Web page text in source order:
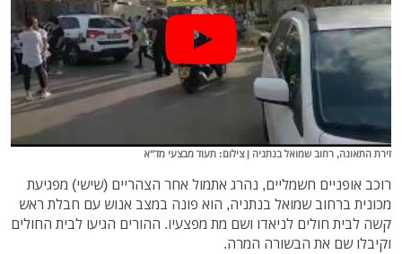
זירת התאונה, רחוב שמואל בנתניה | צילום: תעוד מבצעי מד"א
רוכב אופניים חשמליים, נהרג אתמול אחר הצהריים (שישי) מפגיעת
מכונית ברחוב שמואל בנתניה, הוא פונה במצב אנוש עם חבלת ראש
קשה לבית חולים לניאדו ושם מת מפצעיו. ההורים הגיעו לבית החולים
וקיבלו שם את הבשורה המרה.